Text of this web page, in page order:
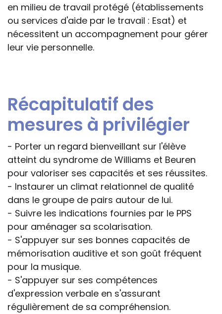
en milieu de travail protégé (établissements
ou services d'aide par le travail : Esat) et
nécessitent un accompagnement pour gérer
leur vie personnelle.
Récapitulatif des
mesures à privilégier
- Porter un regard bienveillant sur l'élève
atteint du syndrome de Williams et Beuren
pour valoriser ses capacités et ses réussites.
- Instaurer un climat relationnel de qualité
dans le groupe de pairs autour de lui.
- Suivre les indications fournies par le PPS
pour aménager sa scolarisation.
- S'appuyer sur ses bonnes capacités de
mémorisation auditive et son goût fréquent
pour la musique.
- S'appuyer sur ses compétences
d'expression verbale en s'assurant
régulièrement de sa compréhension.